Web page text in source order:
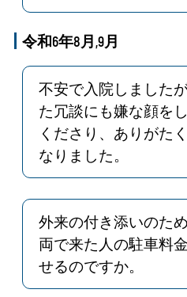
回答
ご迷惑をお掛
せん。今後はビ
となりますので
ます。
令和6年8月,9月
不安で入院しました
た冗談にも嫌な顔を
くださり、ありがた
なりました。
回答
温かいお言葉
す。患者さん
院生活を送って
努力していき
外来の付き添いのた
両で来た人の駐車料
せるのですか。
回答
ご意見ありが